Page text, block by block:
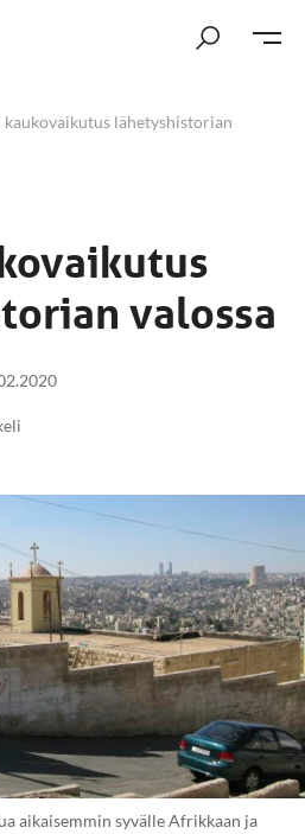
kaukovaikutus lähetyshistorian
valossa
aikaisemmin syvälle Afrikkaan ja